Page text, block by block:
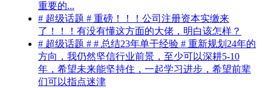
重要的...
# 超级话题 # 重磅！！！公司注册资本实缴来
了！！！有没有懂这方面的大佬，明白该怎样？
# 超级话题 # # 总结23年单干经验 # 重新规划24年的
方向，我仍然坚信行业前景，至少可以深耕5-10
年，希望未来能坚持住，一起学习进步，希望前辈
们可以指点迷津